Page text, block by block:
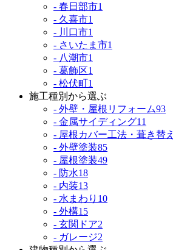
- 春日部市1
- 久喜市1
- 川口市1
- さいたま市1
- 八潮市1
- 葛飾区1
- 松伏町1
施工種別から選ぶ
- 外壁・屋根リフォーム93
- 金属サイディング11
- 屋根カバー工法・葺き替え
- 外壁塗装85
- 屋根塗装49
- 防水18
- 内装13
- 水まわり 10
- 外構15
- 玄関ドア2
- ガレージ2